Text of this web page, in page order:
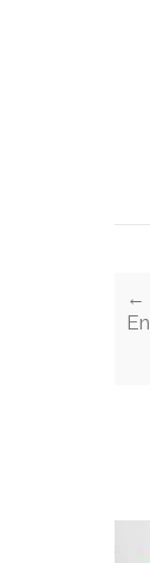
←